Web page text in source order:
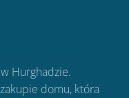
Hurghadzie.
domu, która